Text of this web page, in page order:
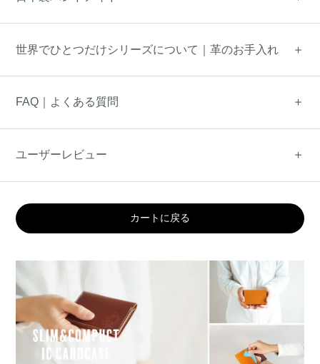
世界でひとつだけシリーズについて｜革のお手入れ
FAQ｜よくある質問
ユーザーレビュー
カートに戻る